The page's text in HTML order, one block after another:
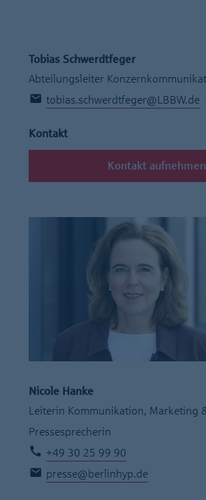
Tobias Schwerdtfeger
Abteilungsleiter
tobias.schwerdtfeger@LBBW.de
Kontakt
Kontakt aufnehmen
Nicole Hanke
Leiterin Kommunikation, Marketing
Pressesprecherin
+49 30 25 99 90
presse@berlinhyp.de